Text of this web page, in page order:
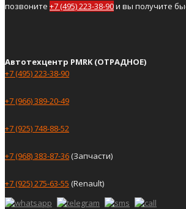
позвоните +7 (495) 223-38-90и вы получите
Автотехцентр PMRK (ОТРАДНОЕ)
+7 (495) 223-38-90
+7 (966) 389-20-49
+7 (925) 748-88-52
+7 (968) 383-87-36(Запчасти)
+7 (925) 275-63-55 (Renault)